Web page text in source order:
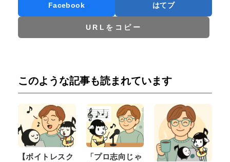
Facebook はてブ
URLをコピー
このような記事も読まれています
【ボイトレスク
「プロ志向じゃ